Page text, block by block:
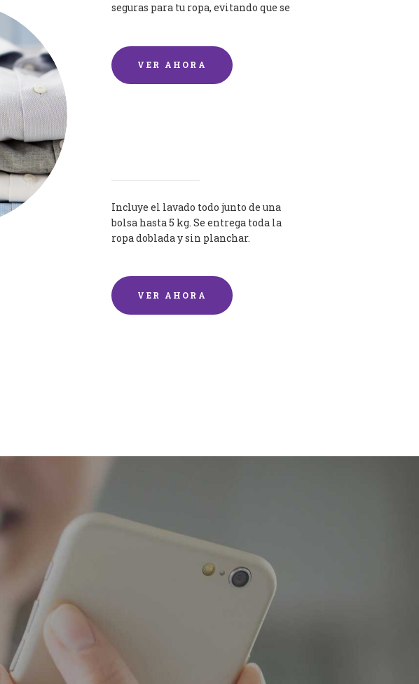
seguras para tu ropa, evitando que se
VER AHORA
Incluye el lavado todo junto de una
bolsa hasta 5 kg. Se entrega toda la
ropa doblada y sin planchar.
VER AHORA